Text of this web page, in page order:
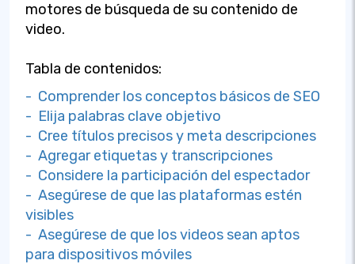
motores de búsqueda de su contenido de
video.
Tabla de contenidos:
- Comprender los conceptos básicos de SEO
- Elija palabras clave objetivo
- Cree títulos precisos y meta descripciones
- Agregar etiquetas y transcripciones
- Considere la participación del espectador
- Asegúrese de que las plataformas estén
visibles
- Asegúrese de que los videos sean aptos
para dispositivos móviles